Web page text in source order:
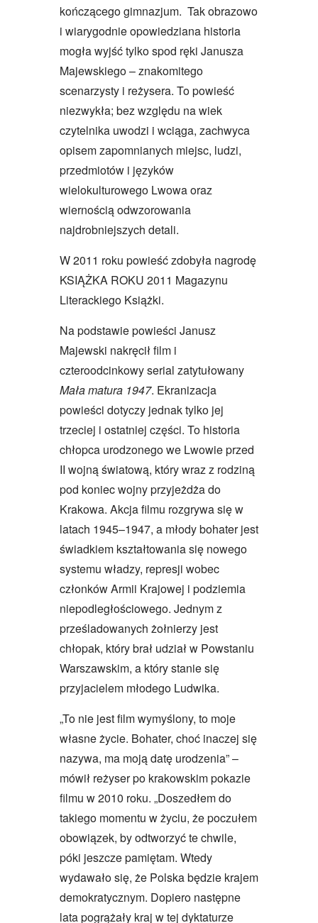
kończącego gimnazjum. Tak obrazowo
i wiarygodnie opowiedziana historia
mogła wyjść tylko spod ręki Janusza
Majewskiego – znakomitego
scenarzysty i reżysera. To powieść
niezwykła; bez względu na wiek
czytelnika uwodzi i wciąga, zachwyca
opisem zapomnianych miejsc, ludzi,
przedmiotów i języków
wielokulturowego Lwowa oraz
wiernością odwzorowania
najdrobniejszych detali.
W 2011 roku powieść zdobyła nagrodę
KSIĄŻKA ROKU 2011 Magazynu
Literackiego Książki.
Na podstawie powieści Janusz
Majewski nakręcił film i
czteroodcinkowy serial zatytułowany
Mała matura 1947. Ekranizacja
powieści dotyczy jednak tylko jej
trzeciej i ostatniej części. To historia
chłopca urodzonego we Lwowie przed
II wojną światową, który wraz z rodziną
pod koniec wojny przyjeżdża do
Krakowa. Akcja filmu rozgrywa się w
latach 1945–1947, a młody bohater jest
świadkiem kształtowania się nowego
systemu władzy, represji wobec
członków Armii Krajowej i podziemia
niepodległościowego. Jednym z
prześladowanych żołnierzy jest
chłopak, który brał udział w Powstaniu
Warszawskim, a który stanie się
przyjacielem młodego Ludwika.
„To nie jest film wymyślony, to moje
własne życie. Bohater, choć inaczej się
nazywa, ma moją datę urodzenia” –
mówił reżyser po krakowskim pokazie
filmu w 2010 roku. „Doszedłem do
takiego momentu w życiu, że poczułem
obowiązek, by odtworzyć te chwile,
póki jeszcze pamiętam. Wtedy
wydawało się, że Polska będzie krajem
demokratycznym. Dopiero następne
lata pogrążały kraj w tej dyktaturze